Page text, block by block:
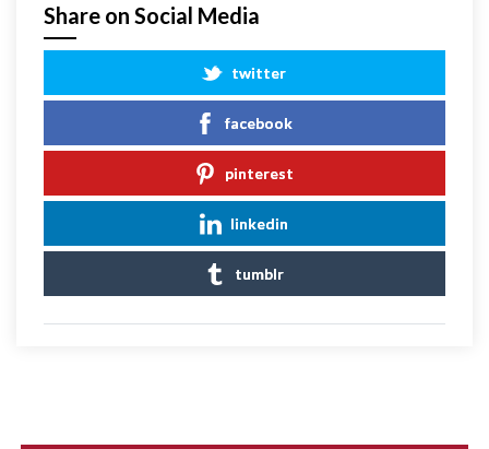
Share on Social Media
twitter
facebook
pinterest
linkedin
tumblr